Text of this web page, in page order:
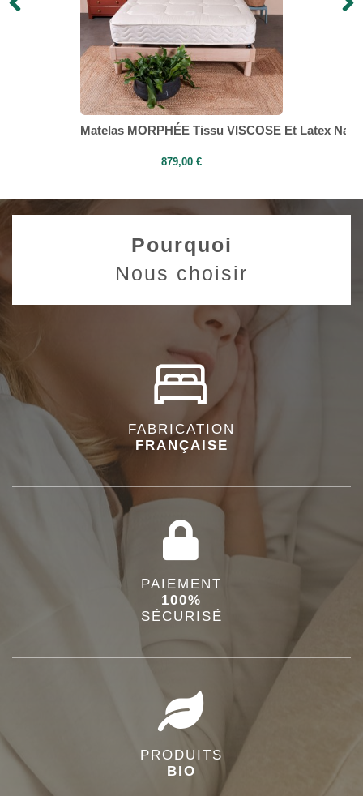
MORPHÉEMatelas MORPHÉE Tissu VISCOSE Et Latex
879,00 €
Pourquoi
Nous choisir
FABRICATION
FRANÇAISE
PAIEMENT
100%
SÉCURISÉ
PRODUITS
BIO